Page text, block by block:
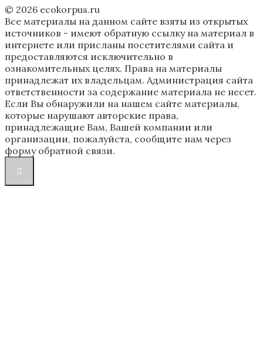
© 2026 ecokorpus.ru
Все материалы на данном сайте взяты из открытых
источников - имеют обратную ссылку на материал в
интернете или присланы посетителями сайта и
предоставляются исключительно в
ознакомительных целях. Права на материалы
принадлежат их владельцам. Администрация сайта
ответственности за содержание материала не несет.
Если Вы обнаружили на нашем сайте материалы,
которые нарушают авторские права,
принадлежащие Вам, Вашей компании или
организации, пожалуйста, сообщите нам через
форму обратной связи.